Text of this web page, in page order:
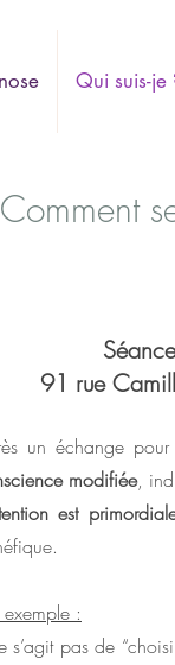
Qui suis-je
Comment
91 rue
un échange pour
modifiée,
est
exemple :
s’agit pas de